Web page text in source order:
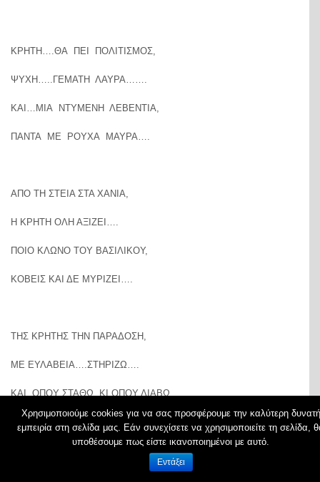
ΚΡΗΤΗ….ΘΑ ΠΕΙ ΠΟΛΙΤΙΣΜΟΣ,
ΨΥΧΗ…..ΓΕΜΑΤΗ ΛΑΥΡΑ…….
ΚΑΙ…ΜΙΑ ΝΤΥΜΕΝΗ ΛΕΒΕΝΤΙΑ,
ΠΑΝΤΑ ΜΕ ΡΟΥΧΑ ΜΑΥΡΑ….
ΑΠΟ ΤΗ ΣΤΕΙΑ ΣΤΑ ΧΑΝΙΑ,
Η ΚΡΗΤΗ ΟΛΗ ΑΞΙΖΕΙ….
ΠΟΙΟ ΚΛΩΝΟ ΤΟΥ ΒΑΣΙΛΙΚΟΥ,
ΚΟΒΕΙΣ ΚΑΙ ΔΕ ΜΥΡΙΖΕΙ….
ΤΗΣ ΚΡΗΤΗΣ ΤΗΝ ΠΑΡΑΔΟΣΗ,
ΜΕ ΕΥΛΑΒΕΙΑ….ΣΤΗΡΙΖΩ….
ΚΑΙ..ΟΠΟΥ ΣΤΑΘΩ..ΚΙ ΟΠΟΥ ΔΙΑΒΩ,
ΜΙΑ ΚΡΗΤΗ ΖΩΓΡΑΦΙΖΩ…!!!!
Χρησιμοποιούμε cookies για να σας προσφέρουμε την καλύτερη δυνατή
εμπειρία στη σελίδα μας. Εάν συνεχίσετε να χρησιμοποιείτε τη σελίδα,
υποθέσουμε πως είστε ικανοποιημένοι με αυτό.
Εντάξει